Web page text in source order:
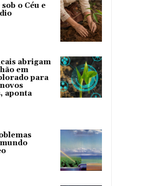
o Céu e
abrigam
em
para
aponta